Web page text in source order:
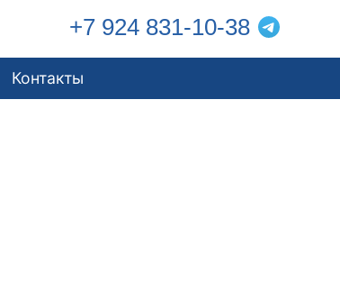
+7 924 831-10-38
Контакты